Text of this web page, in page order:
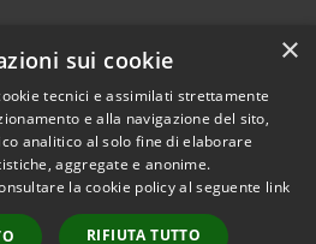
Copyright © 2026 • Comune di
Collecorvino • Powered by
Municipium• Accesso
×
sui cookie
tecnici e assimilati strettamente
e alla navigazione del sito,
analitico al solo fine di elaborare
aggregate e anonime.
la cookie policy al seguente link
RIFIUTA TUTTO